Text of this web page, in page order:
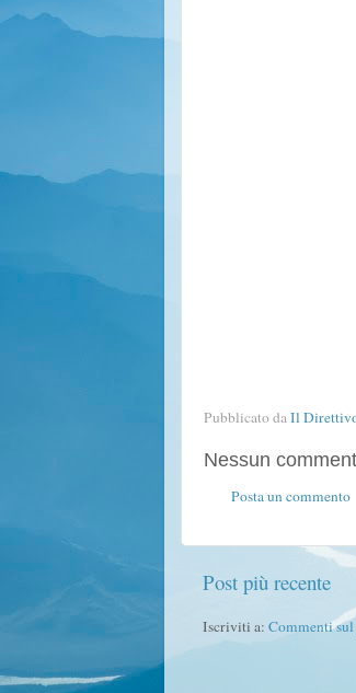
Pubblicato daIl
Nessun
Posta un commento
Post più recente
Iscriviti a: Commenti